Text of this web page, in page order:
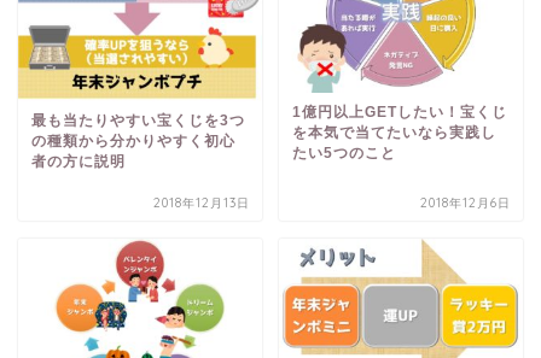
最も当たりやすい宝くじを3つ
の種類から分かりやすく初心
者の方に説明
2018年12月13日
1億円以上GETしたい！宝くじ
を本気で当てたいなら実践し
たい5つのこと
2018年12月6日